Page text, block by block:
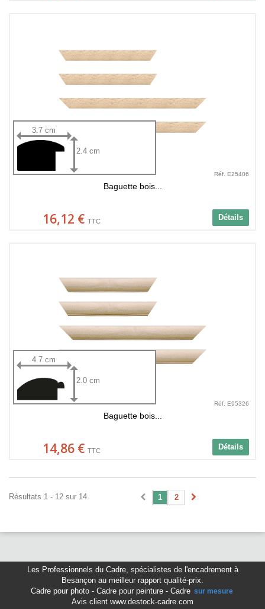
3.7 cm
2.4 cm
Réf. E25406
Baguette bois...
Détails
16,12 € TTC
4.7 cm
2.0 cm
Réf. E95326
Baguette bois...
Détails
14,86 € TTC
1 2
Résultats 1 - 12 sur 14.
Les Professionnels du Cadre, spécialistes de l'encadrement à
Besançon au meilleur rapport qualité-prix.
Cadre pour photo - Cadre pour peinture - Cadre sur mesure
Avis client www.destock-cadre.com